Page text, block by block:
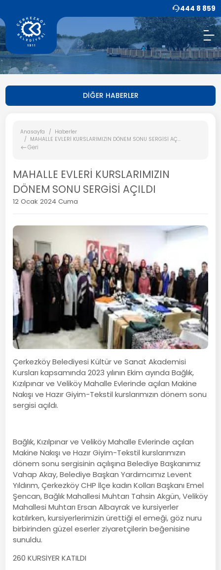
444 8 859
DİĞER HABERLER
Anasayfa
Haberler
MAHALLE EVLERİ KURSLARIMIZIN DÖNEM SONU SERGİSİ AÇ...
Geri
MAHALLE EVLERİ KURSLARIMIZIN
DÖNEM SONU SERGİSİ AÇILDI
12 Ocak 2024 Cuma
Çerkezköy Belediyesi Kültür ve Sanat Akademisi
Kursları kapsamında 2023 yılının Ekim ayında Bağlık,
Kızılpınar ve Veliköy Mahalle Evlerinde açılan Makine
Nakışı ve Hazır Giyim-Tekstil kurslarımızın dönem sonu
sergisi açıldı.
Bağlık, Kızılpınar ve Veliköy Mahalle Evlerinde açılan
Makine Nakışı ve Hazır Giyim-Tekstil kurslarımızın
dönem sonu sergisinin açılışına Belediye Başkanımız
Vahap Akay, Belediye Başkan Yardımcımız Levent
Yıldırım, Çerkezköy CHP İlçe kadın Kolları Başkanı Emel
Şencan, Bağlık Mahallesi Muhtarı Tahsin Akgün, Veliköy
Mahallesi Muhtarı Ersan Albayrak ve kursiyerler
katılırken, kursiyerlerimizin ürettiği el emeği, göz nuru
birbirinden güzel eserler ziyaretçilerin beğenisine
sunuldu.
260 KURSİYER KATILDI